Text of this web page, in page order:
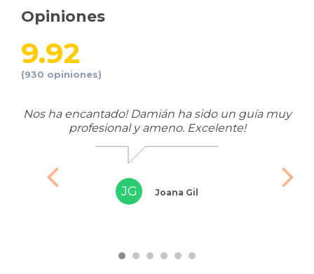
Opiniones
9.92
(930 opiniones)
Nos ha encantado! Damián ha sido un guía muy
profesional y ameno. Excelente!
JG Joana Gil